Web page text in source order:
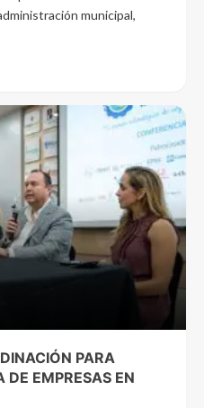
municipal,
PARA
DE EMPRESAS EN